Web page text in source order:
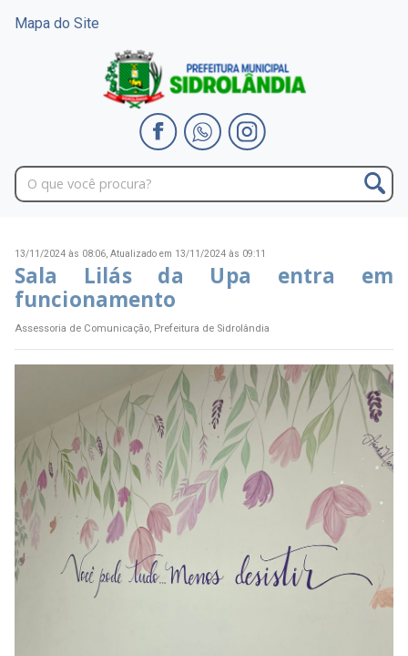
Mapa do Site
13/11/2024 às 08:06, Atualizado em 13/11/2024 às 09:11
Sala Lilás da Upa entra em
funcionamento
Assessoria de Comunicação, Prefeitura de Sidrolândia